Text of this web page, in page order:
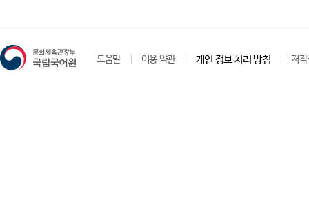
도움말 이용 약관 개인 정보 처리 방침 저